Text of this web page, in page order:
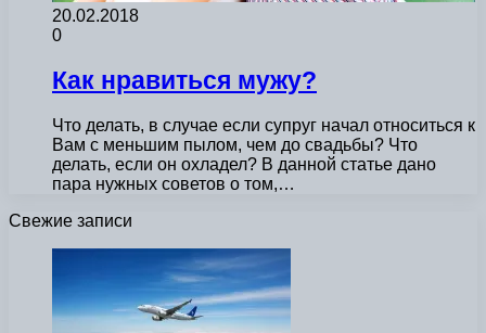
20.02.2018
0
Как нравиться мужу?
Что делать, в случае если супруг начал относиться к
Вам с меньшим пылом, чем до свадьбы? Что
делать, если он охладел? В данной статье дано
пара нужных советов о том,…
Свежие записи